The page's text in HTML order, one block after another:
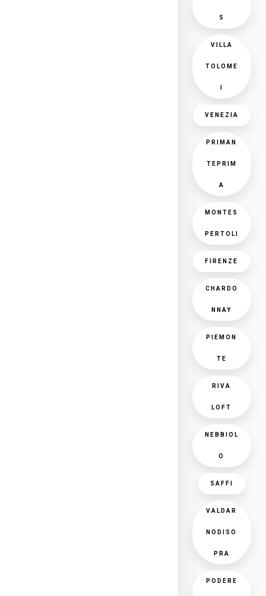
S
VILLA
TOLOME
VENEZIA
PRIMAN
TEPRIM
A
MONTES
PERTOLI
FIRENZE
CHARDO
NNAY
PIEMON
TE
RIVA
LOFT
NEBBIOL
O
SAFFI
VALDAR
NODISO
PRA
PODERE